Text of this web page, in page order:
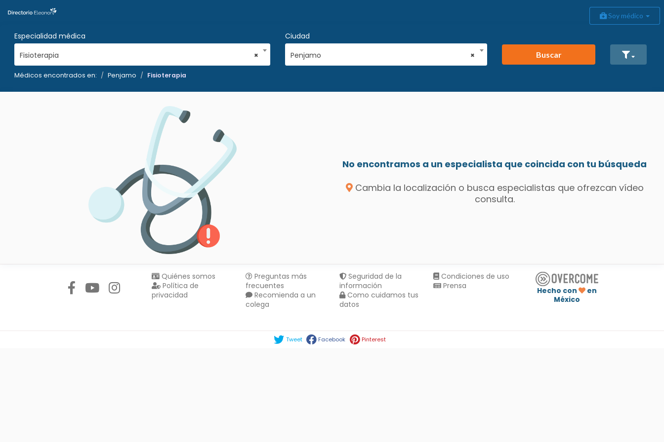
Soy médico
Especialidad médica
×
Fisioterapia
Ciudad
×
Penjamo Buscar
Médicos encontrados en: Penjamo Fisioterapia
No encontramos a un especialista que coincida con tu búsqueda
Cambia la localización o busca especialistas que ofrezcan vídeo
consulta.
Quiénes somos
Política de
privacidad
Preguntas más
frecuentes
Recomienda a un
colega
Seguridad de la
información
Como cuidamos tus
datos
Condiciones de uso
Prensa
Hecho con
en
México
Tweet Facebook Pinterest